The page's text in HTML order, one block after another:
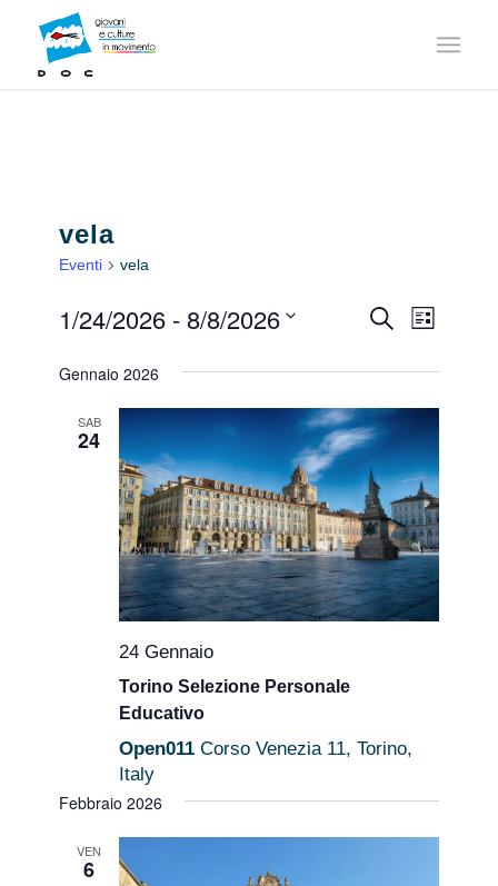
vela
Eventi vela
Eventi
Ricerca
e
viste
Cerca
Lista
1/24/2026 - 8/8/2026
la
Gennaio 2026
SAB
24
24 Gennaio
Torino Selezione Personale
Educativo
Open011Corso Venezia 11, Torino,
Italy
Febbraio 2026
VEN
6